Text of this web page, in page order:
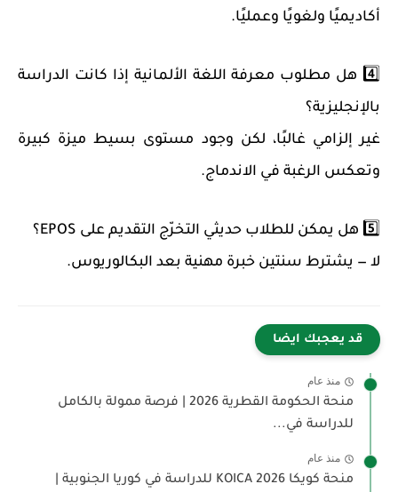
أكاديميًا ولغويًا وعمليًا.
4️⃣ هل مطلوب معرفة اللغة الألمانية إذا كانت الدراسة
بالإنجليزية؟
غير إلزامي غالبًا، لكن وجود مستوى بسيط ميزة كبيرة
وتعكس الرغبة في الاندماج.
5️⃣ هل يمكن للطلاب حديثي التخرّج التقديم على EPOS؟
لا — يشترط سنتين خبرة مهنية بعد البكالوريوس.
قد يعجبك ايضا
منذ عام
منحة الحكومة القطرية 2026 | فرصة ممولة بالكامل
للدراسة في...
منذ عام
منحة كويكا 2026 KOICA للدراسة في كوريا الجنوبية |